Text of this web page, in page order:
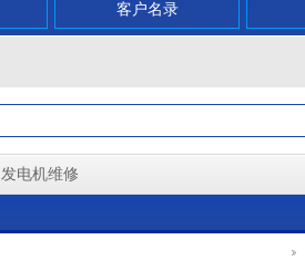
客户名录
发电机维修